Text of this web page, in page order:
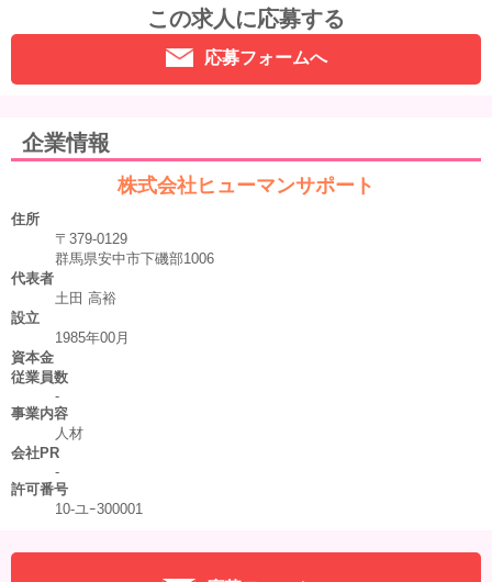
この求人に応募する
応募フォームへ
企業情報
株式会社ヒューマンサポート
住所
〒379-0129
群馬県安中市下磯部1006
代表者
土田 高裕
設立
1985年00月
資本金
従業員数
-
事業内容
人材
会社PR
-
許可番号
10-ユｰ300001